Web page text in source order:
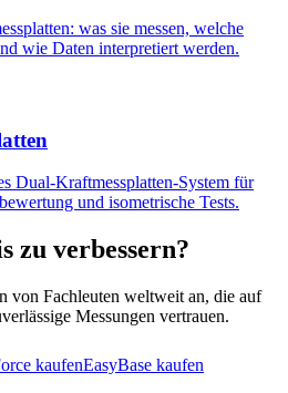
was sie messen, welche
wie Daten interpretiert werden.
Dual-Kraftmessplatten-System für
und isometrische Tests.
zu verbessern?
von Fachleuten weltweit an, die auf
Messungen vertrauen.
kaufenEasyBase kaufen